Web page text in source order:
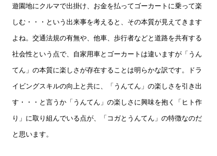
遊園地にクルマで出掛け、お金を払ってゴーカートに乗って楽
しむ・・・という出来事を考えると、その本質が見えてきます
よね。交通法規の有無や、他車、歩行者などと道路を共有する
社会性という点で、自家用車とゴーカートは違いますが「うん
てん」の本質に楽しさが存在することは明らかな訳です。ドラ
イビングスキルの向上と共に、「うんてん」の楽しさを引き出
す・・・と言うか「うんてん」の楽しさに興味を抱く「ヒト作
り」に取り組んでいる点が、「コガとうんてん」の特徴なのだ
と思います。